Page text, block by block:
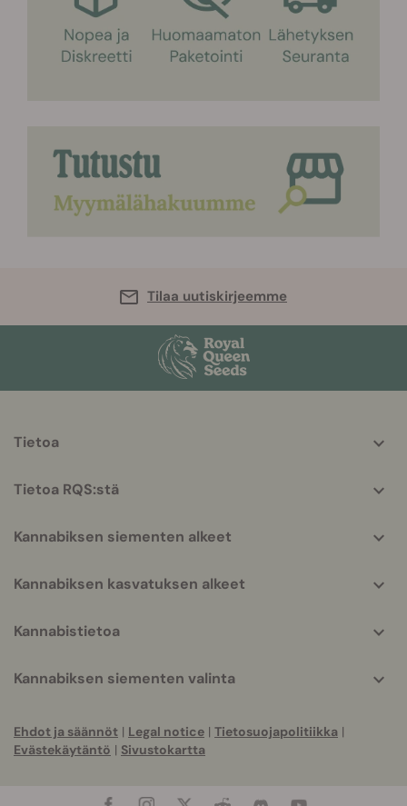
Tilaa uutiskirjeemme
helpful
Tietoa
Tietoa RQS:stä
Kannabiksen siementen alkeet
Kannabiksen kasvatuksen alkeet
Kannabistietoa
Kannabiksen siementen valinta
Ehdot ja säännöt | Legal notice | Tietosuojapolitiikka |
Evästekäytäntö | Sivustokartta